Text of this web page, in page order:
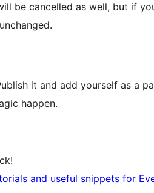
be cancelled as well, but if
it and add yourself as a
happen.
and useful snippets for